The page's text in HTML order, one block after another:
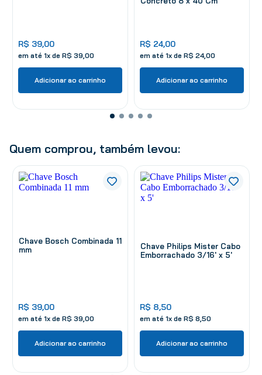
R$ 39,00
em até 1x de R$ 39,00
Adicionar ao carrinho
R$ 24,00
em até 1x de R$ 24,00
Adicionar ao carrinho
Quem comprou, também levou:
Chave Bosch Combinada 11
mm
R$ 39,00
em até 1x de R$ 39,00
Adicionar ao carrinho
Chave Philips Mister Cabo
Emborrachado 3/16' x 5'
R$ 8,50
em até 1x de R$ 8,50
Adicionar ao carrinho